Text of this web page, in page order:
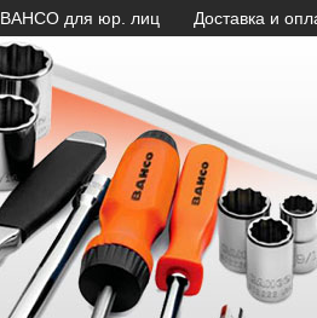
BAHCO для юр. лиц Доставка и